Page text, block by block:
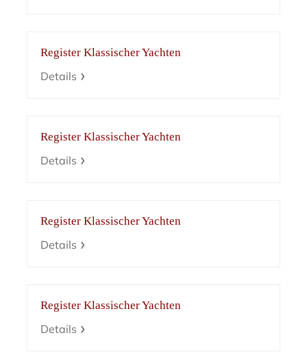
Register Klassischer Yachten
Details
Register Klassischer Yachten
Details
Register Klassischer Yachten
Details
Register Klassischer Yachten
Details